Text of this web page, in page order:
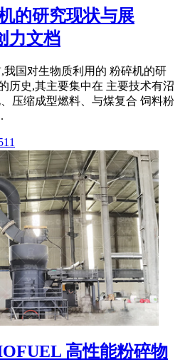
的研究现状与展
力文档
我国对生物质利用的 粉碎机的研
历史,其主要集中在 主要技术有沼
压缩成型燃料、与煤复合 饲料粉
高性能粉碎物